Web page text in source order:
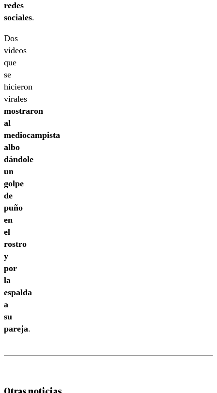
redes
sociales.
Dos
videos
que
se
hicieron
virales
mostraron
al
mediocampista
albo
dándole
un
golpe
de
puño
en
el
rostro
y
por
la
espalda
a
su
pareja.